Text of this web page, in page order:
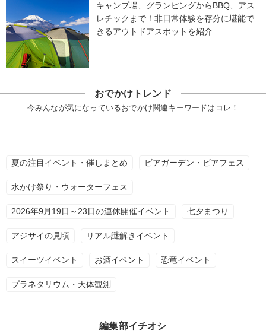
キャンプ場、グランピングからBBQ、アス
レチックまで！非日常体験を存分に堪能で
きるアウトドアスポットを紹介
おでかけトレンド
今みんなが気になっているおでかけ関連キーワードはコレ！
夏の注目イベント・催しまとめ ビアガーデン・ビアフェス
水かけ祭り・ウォーターフェス
2026年9月19日～23日の連休開催イベント 七夕まつり
アジサイの見頃 リアル謎解きイベント
スイーツイベント お酒イベント 恐竜イベント
プラネタリウム・天体観測
編集部イチオシ